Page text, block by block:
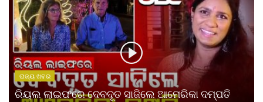
ରାଜ୍ୟ ଖବର
ରିୟଲ ଲାଇଫରେ ଦେବଦୂତ ସାଜିଲେ ଆମେରିକା ଦମ୍ପତି